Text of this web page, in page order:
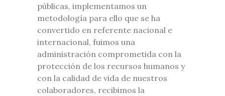
públicas, implementamos un
metodología para ello que se ha
convertido en referente nacional e
internacional, fuimos una
administración comprometida con la
protección de los recursos humanos y
con la calidad de vida de nuestros
colaboradores, recibimos la